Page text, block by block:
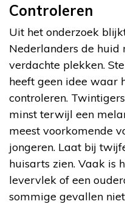
Controleren
Uit het onderzoek
Nederlanders de huid
verdachte plekken.
heeft geen idee waar
controleren.
minst terwijl een
meest voorkomende
jongeren. Laat bij
huisarts zien. Vaak is
levervlek of een
sommige gevallen